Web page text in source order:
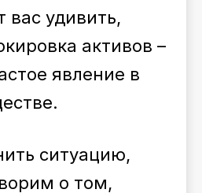
вас удивить,
активов –
явление в
ситуацию,
о том,